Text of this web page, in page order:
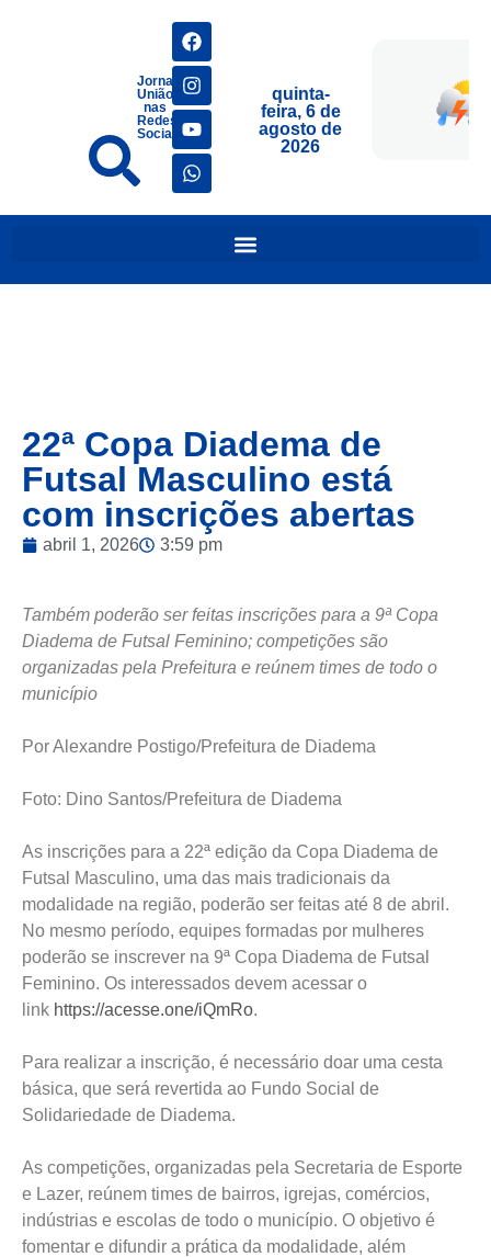
Jornais
União
nas
Redes
Sociais
quinta-
feira, 6 de
agosto de
2026
22ª Copa Diadema de
Futsal Masculino está
com inscrições abertas
abril 1, 2026 3:59 pm
Também poderão ser feitas inscrições para a 9ª Copa
Diadema de Futsal Feminino; competições são
organizadas pela Prefeitura e reúnem times de todo o
município
Por Alexandre Postigo/Prefeitura de Diadema
Foto: Dino Santos/Prefeitura de Diadema
As inscrições para a 22ª edição da Copa Diadema de
Futsal Masculino, uma das mais tradicionais da
modalidade na região, poderão ser feitas até 8 de abril.
No mesmo período, equipes formadas por mulheres
poderão se inscrever na 9ª Copa Diadema de Futsal
Feminino. Os interessados devem acessar o
link https://acesse.one/iQmRo.
Para realizar a inscrição, é necessário doar uma cesta
básica, que será revertida ao Fundo Social de
Solidariedade de Diadema.
As competições, organizadas pela Secretaria de Esporte
e Lazer, reúnem times de bairros, igrejas, comércios,
indústrias e escolas de todo o município. O objetivo é
fomentar e difundir a prática da modalidade, além